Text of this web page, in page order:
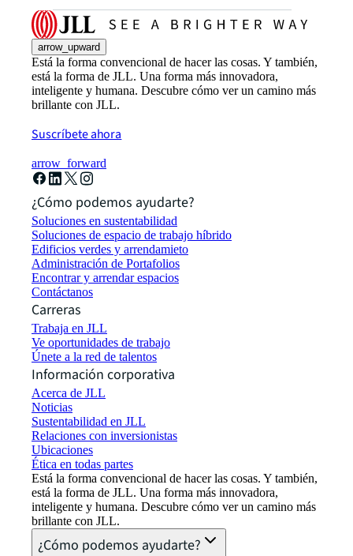
arrow_upward
Está la forma convencional de hacer las cosas. Y también,
está la forma de JLL. Una forma más innovadora,
inteligente y humana. Descubre cómo ver un camino más
brillante con JLL.
Suscríbete ahora
arrow_forward
¿Cómo podemos ayudarte?
Soluciones en sustentabilidad
Soluciones de espacio de trabajo híbrido
Edificios verdes y arrendamieto
Administración de Portafolios
Encontrar y arrendar espacios
Contáctanos
Carreras
Trabaja en JLL
Ve oportunidades de trabajo
Únete a la red de talentos
Información corporativa
Acerca de JLL
Noticias
Sustentabilidad en JLL
Relaciones con inversionistas
Ubicaciones
Ética en todas partes
Está la forma convencional de hacer las cosas. Y también,
está la forma de JLL. Una forma más innovadora,
inteligente y humana. Descubre cómo ver un camino más
brillante con JLL.
¿Cómo podemos ayudarte?